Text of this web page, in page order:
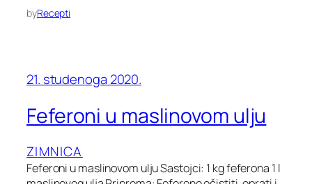
byRecepti
21. studenoga 2020.
Feferoni u maslinovom ulju
ZIMNICA
Feferoni u maslinovom ulju Sastojci: 1 kg feferona 1 l